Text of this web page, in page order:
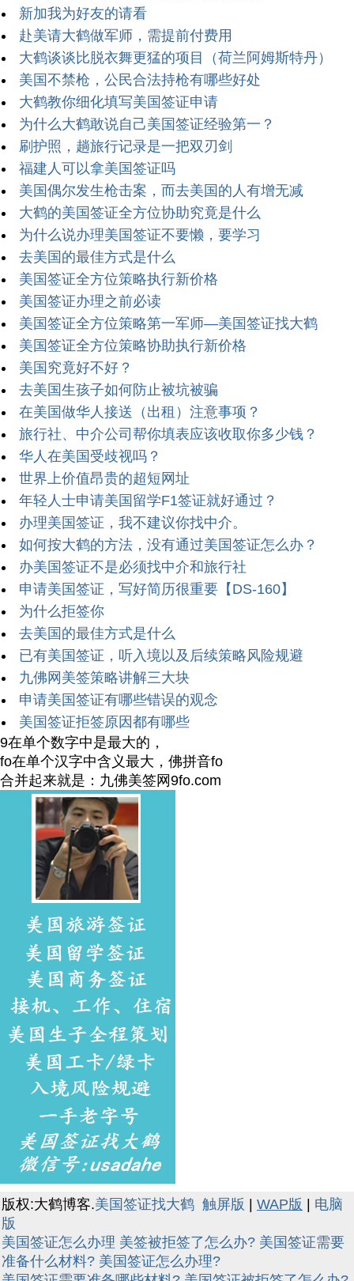
新加我为好友的请看
赴美请大鹤做军师，需提前付费用
大鹤谈谈比脱衣舞更猛的项目（荷兰阿姆斯特丹）
美国不禁枪，公民合法持枪有哪些好处
大鹤教你细化填写美国签证申请
为什么大鹤敢说自己美国签证经验第一？
刷护照，趟旅行记录是一把双刃剑
福建人可以拿美国签证吗
美国偶尔发生枪击案，而去美国的人有增无减
大鹤的美国签证全方位协助究竟是什么
为什么说办理美国签证不要懒，要学习
去美国的最佳方式是什么
美国签证全方位策略执行新价格
美国签证办理之前必读
美国签证全方位策略第一军师—美国签证找大鹤
美国签证全方位策略协助执行新价格
美国究竟好不好？
去美国生孩子如何防止被坑被骗
在美国做华人接送（出租）注意事项？
旅行社、中介公司帮你填表应该收取你多少钱？
华人在美国受歧视吗？
世界上价值昂贵的超短网址
年轻人士申请美国留学F1签证就好通过？
办理美国签证，我不建议你找中介。
如何按大鹤的方法，没有通过美国签证怎么办？
办美国签证不是必须找中介和旅行社
申请美国签证，写好简历很重要【DS-160】
为什么拒签你
去美国的最佳方式是什么
已有美国签证，听入境以及后续策略风险规避
九佛网美签策略讲解三大块
申请美国签证有哪些错误的观念
美国签证拒签原因都有哪些
9在单个数字中是最大的，
fo在单个汉字中含义最大，佛拼音fo
合并起来就是：九佛美签网9fo.com
版权:大鹤博客.美国签证找大鹤 触屏版 | WAP版 | 电脑
版
美国签证怎么办理 美签被拒签了怎么办? 美国签证需要
准备什么材料? 美国签证怎么办理?